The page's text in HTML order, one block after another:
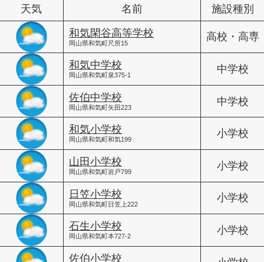
天気 名前 施設種別
和気閑谷高等学校
岡山県和気町尺所15
高校・高専
和気中学校
岡山県和気町泉375-1
中学校
佐伯中学校
岡山県和気町矢田223
中学校
和気小学校
岡山県和気町和気199
小学校
山田小学校
岡山県和気町岩戸799
小学校
日笠小学校
岡山県和気町日笠上222
小学校
石生小学校
岡山県和気町本727-2
小学校
佐伯小学校